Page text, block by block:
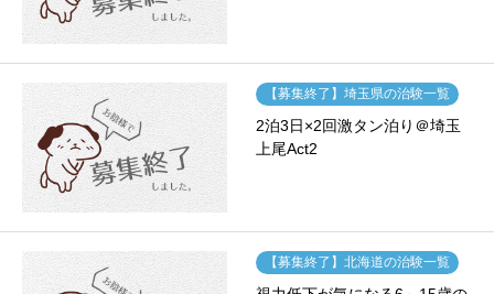
【募集終了】埼玉県の治験一覧
2泊3日×2回激タン泊り＠埼玉
上尾Act2
【募集終了】北海道の治験一覧